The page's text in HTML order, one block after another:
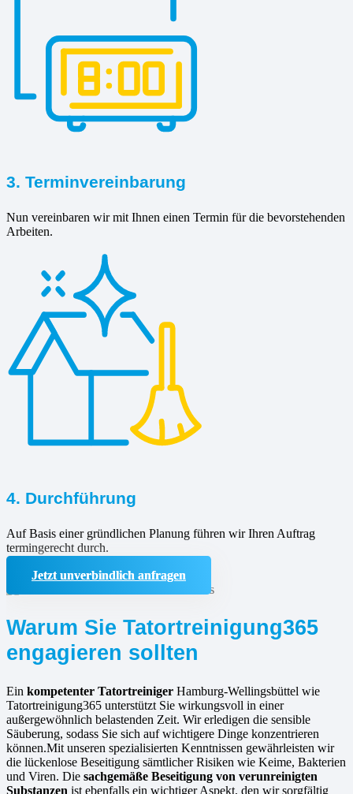
3. Terminvereinbarung
Nun vereinbaren wir mit Ihnen einen Termin für die bevorstehenden
Arbeiten.
4. Durchführung
Auf Basis einer gründlichen Planung führen wir Ihren Auftrag
termingerecht durch.
Jetzt unverbindlich anfragen
Warum Sie Tatortreinigung365
engagieren sollten
Ein kompetenter Tatortreiniger Hamburg-Wellingsbüttel wie
Tatortreinigung365 unterstützt Sie wirkungsvoll in einer
außergewöhnlich belastenden Zeit. Wir erledigen die sensible
Säuberung, sodass Sie sich auf wichtigere Dinge konzentrieren
können.Mit unseren spezialisierten Kenntnissen gewährleisten wir
die lückenlose Beseitigung sämtlicher Risiken wie Keime, Bakterien
und Viren. Die sachgemäße Beseitigung von verunreinigten
Substanzen ist ebenfalls ein wichtiger Aspekt, den wir sorgfältig